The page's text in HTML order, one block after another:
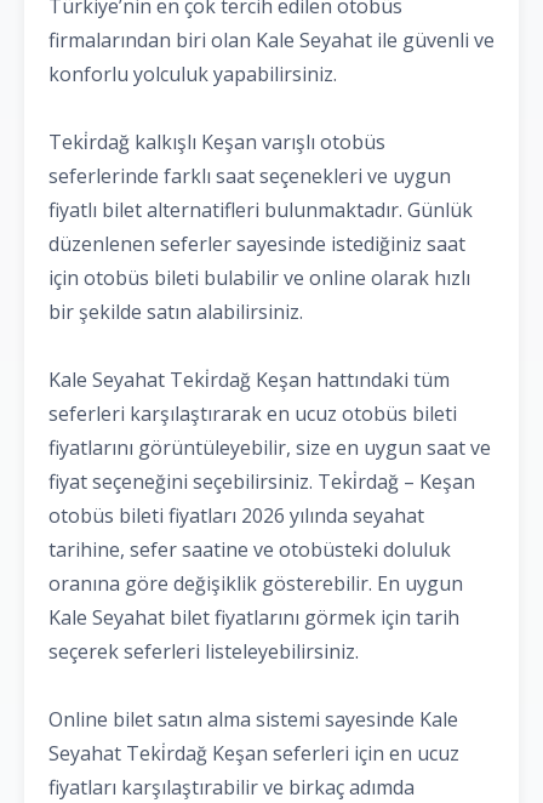
Türkiye’nin en çok tercih edilen otobüs
firmalarından biri olan Kale Seyahat ile güvenli ve
konforlu yolculuk yapabilirsiniz.
Teki̇rdağ kalkışlı Keşan varışlı otobüs
seferlerinde farklı saat seçenekleri ve uygun
fiyatlı bilet alternatifleri bulunmaktadır. Günlük
düzenlenen seferler sayesinde istediğiniz saat
için otobüs bileti bulabilir ve online olarak hızlı
bir şekilde satın alabilirsiniz.
Kale Seyahat Teki̇rdağ Keşan hattındaki tüm
seferleri karşılaştırarak en ucuz otobüs bileti
fiyatlarını görüntüleyebilir, size en uygun saat ve
fiyat seçeneğini seçebilirsiniz. Teki̇rdağ – Keşan
otobüs bileti fiyatları 2026 yılında seyahat
tarihine, sefer saatine ve otobüsteki doluluk
oranına göre değişiklik gösterebilir. En uygun
Kale Seyahat bilet fiyatlarını görmek için tarih
seçerek seferleri listeleyebilirsiniz.
Online bilet satın alma sistemi sayesinde Kale
Seyahat Teki̇rdağ Keşan seferleri için en ucuz
fiyatları karşılaştırabilir ve birkaç adımda